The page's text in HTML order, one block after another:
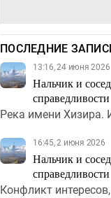
ПОСЛЕДНИЕ
13:16, 24 июня 2026
Нальчик и
справедливости
Река имени Хизира.
16:45, 2 июня 2026
Нальчик и
справедливости
Конфликт